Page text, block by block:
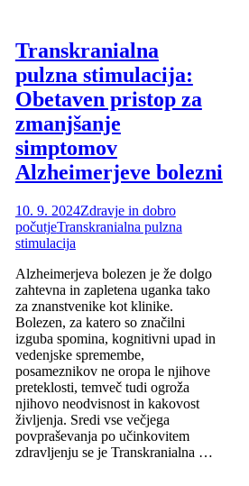
Transkranialna
pulzna stimulacija:
Obetaven pristop za
zmanjšanje
simptomov
Alzheimerjeve bolezni
10. 9. 2024Zdravje in dobro
počutjeTranskranialna pulzna
stimulacija
Alzheimerjeva bolezen je že dolgo
zahtevna in zapletena uganka tako
za znanstvenike kot klinike.
Bolezen, za katero so značilni
izguba spomina, kognitivni upad in
vedenjske spremembe,
posameznikov ne oropa le njihove
preteklosti, temveč tudi ogroža
njihovo neodvisnost in kakovost
življenja. Sredi vse večjega
povpraševanja po učinkovitem
zdravljenju se je Transkranialna …